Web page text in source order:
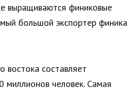
выращиваются финиковые
большой экспортер финика
востока составляет
миллионов человек. Самая